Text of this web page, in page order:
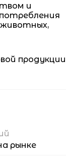
и
животных,
продукции
рынке